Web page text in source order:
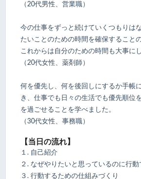
（20代男性、営業職）
今の仕事をずっと続けていくつもりは
たいことのための時間を確保すること
これからは自分のための時間も大事に
（20代女性、薬剤師）
何を優先し、何を後回しにするか手帳
き、仕事でも日々の生活でも優先順位
を過ごせることを学べました。
（30代女性、事務職）
【当日の流れ】
１. 自己紹介
２. なぜやりたいと思っているのに行
３. 行動するための仕組みづくり